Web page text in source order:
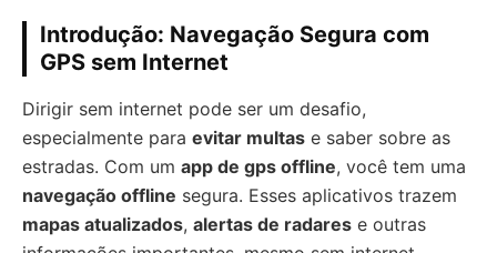
Introdução: Navegação Segura com
GPS sem Internet
Dirigir sem internet pode ser um desafio,
especialmente para evitar multas e saber sobre as
estradas. Com um app de gps offline, você tem uma
navegação offline segura. Esses aplicativos trazem
mapas atualizados, alertas de radares e outras